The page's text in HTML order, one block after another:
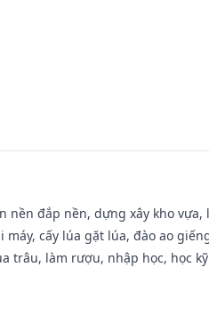
đắp nền, dựng xây kho
cấy lúa gặt lúa, đào ao
trâu, làm rượu, nhập học, học